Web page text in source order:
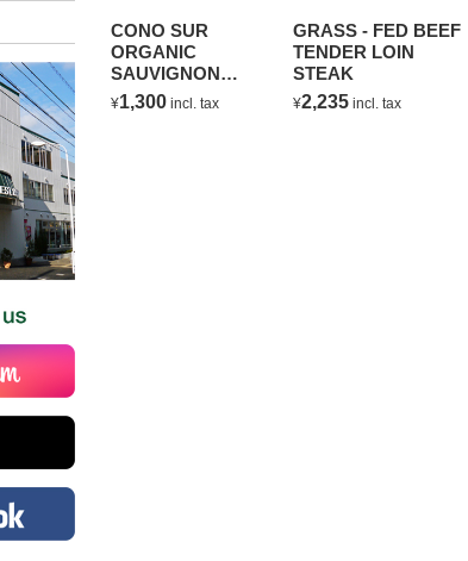
CONO SUR
ORGANIC
SAUVIGNON
BLANC
¥1,300 incl. tax
GRASS - FED BEEF
TENDER LOIN
STEAK
¥2,235 incl. tax